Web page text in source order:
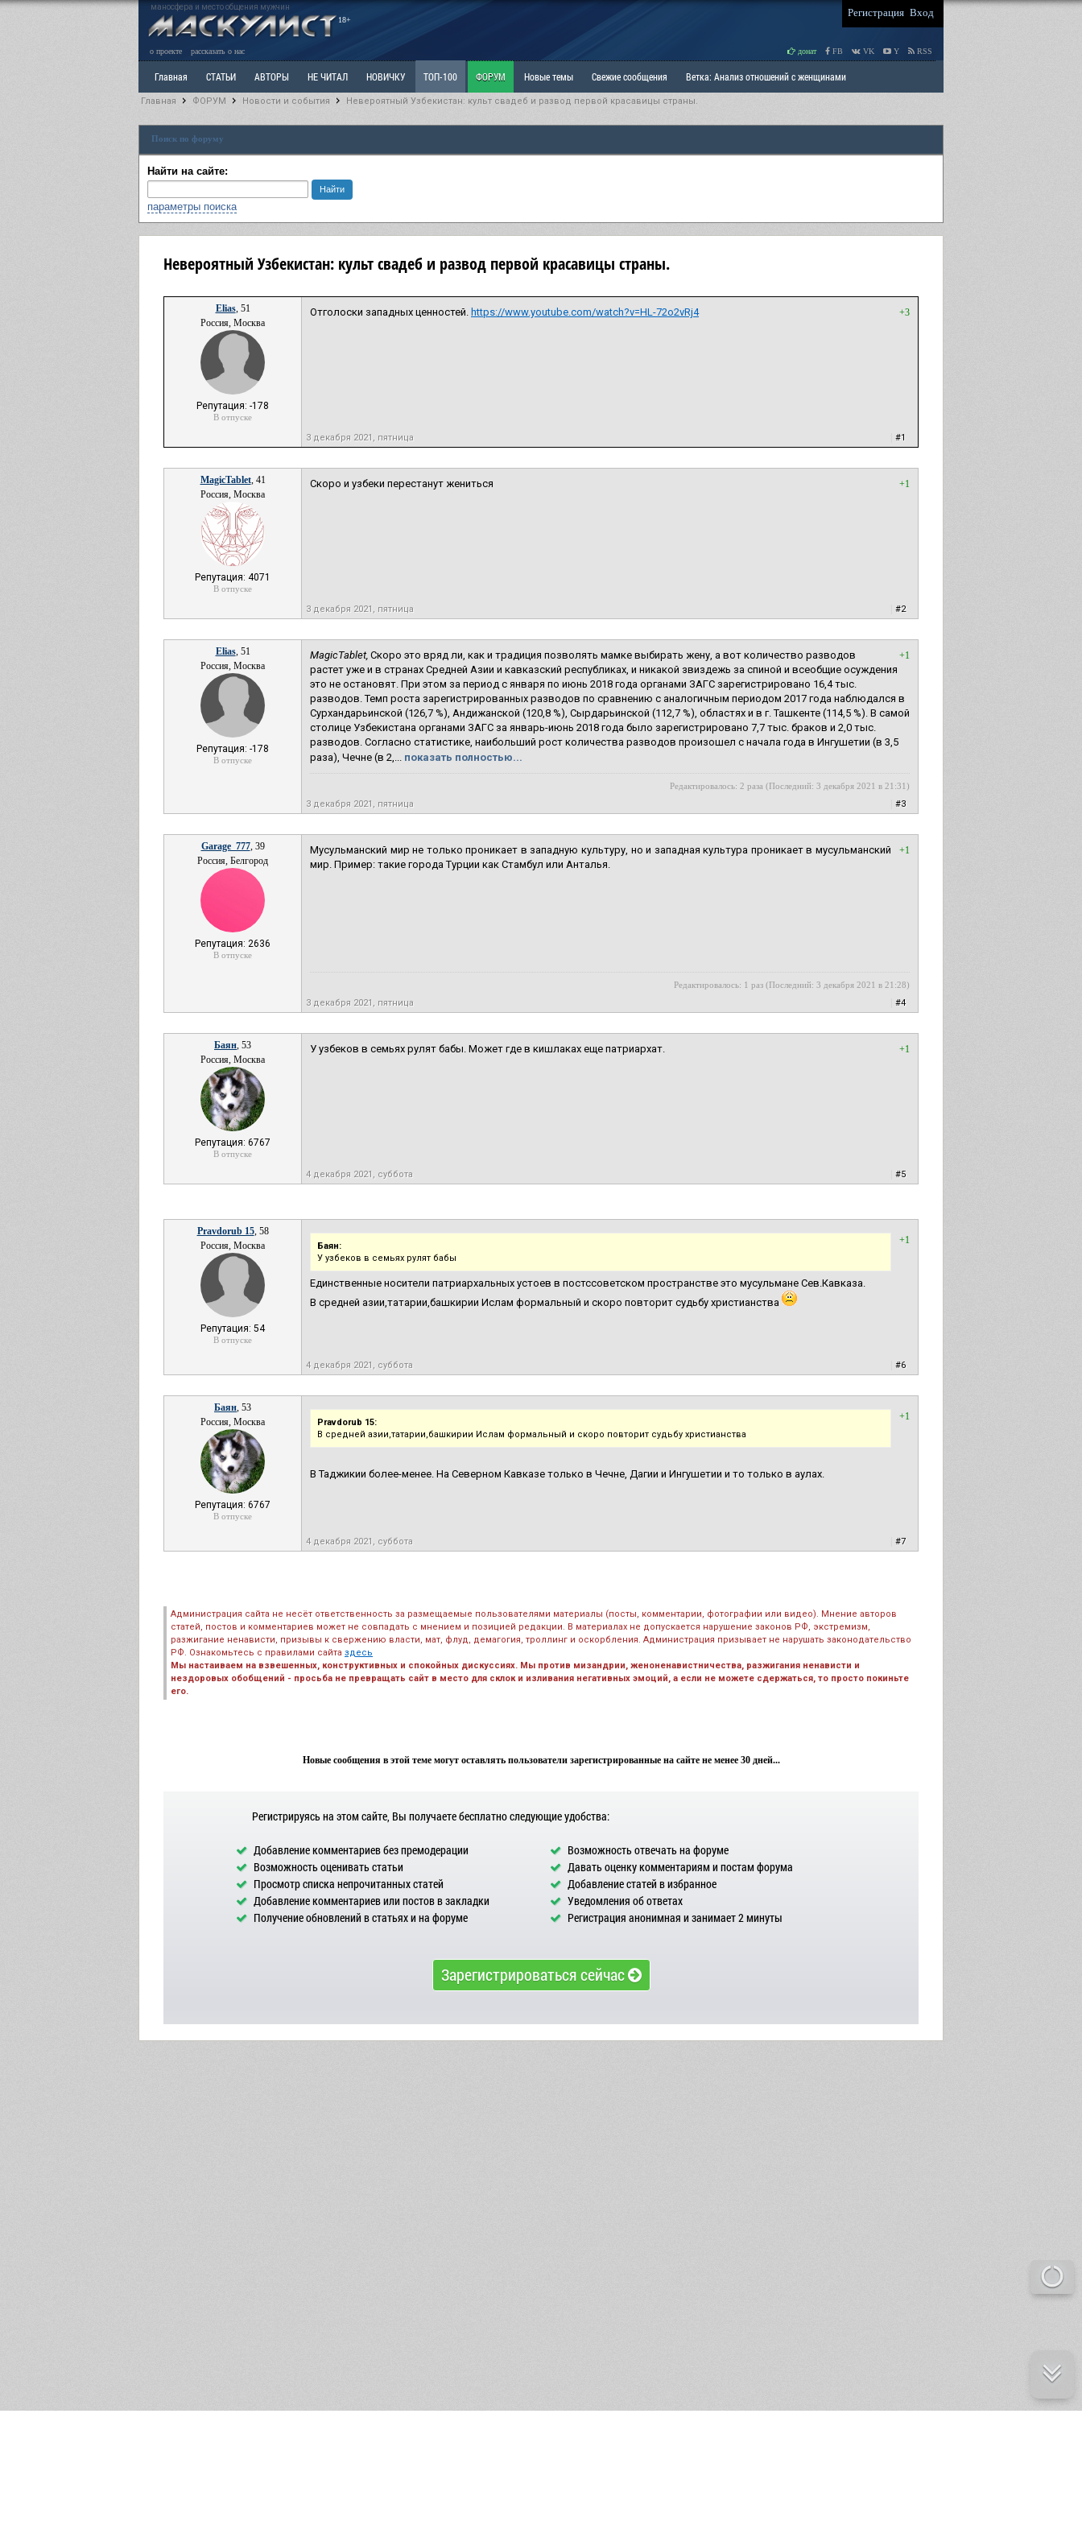
маносфера и место общения мужчин
18+
Регистрация Вход
о проекте рассказать о нас донат FB VK Y RSS
Главная СТАТЬИ АВТОРЫ НЕ ЧИТАЛ НОВИЧКУ ТОП-100 ФОРУМ Новые темы Свежие сообщения Ветка: Анализ отношений с женщинами
Ветка: Наболевшее. Выскажись! РАЗДЕЛ: Мы и Женщины РАЗДЕЛ: Маскулизм, МД и права мужчин
РАЗДЕЛ: Разное
Главная ФОРУМ Новости и события Невероятный Узбекистан: культ свадеб и развод первой красавицы страны.
Поиск по форуму
Найти на сайте:
параметры поиска
Невероятный Узбекистан: культ свадеб и развод первой красавицы страны.
Elias, 51
Россия, Москва
Репутация: -178
В отпуске
+3
Отголоски западных ценностей. https://www.youtube.com/watch?v=HL-72o2vRj4
3 декабря 2021, пятница #1
MagicTablet, 41
Россия, Москва
Репутация: 4071
В отпуске
+1
Скоро и узбеки перестанут жениться
3 декабря 2021, пятница #2
Elias, 51
Россия, Москва
Репутация: -178
В отпуске
+1
MagicTablet, Скоро это вряд ли, как и традиция позволять мамке выбирать жену, а вот количество разводов
растет уже и в странах Средней Азии и кавказский республиках, и никакой звиздежь за спиной и всеобщие осуждения
это не остановят. При этом за период с января по июнь 2018 года органами ЗАГС зарегистрировано 16,4 тыс.
разводов. Темп роста зарегистрированных разводов по сравнению с аналогичным периодом 2017 года наблюдался в
Сурхандарьинской (126,7 %), Андижанской (120,8 %), Сырдарьинской (112,7 %), областях и в г. Ташкенте (114,5 %). В самой
столице Узбекистана органами ЗАГС за январь-июнь 2018 года было зарегистрировано 7,7 тыс. браков и 2,0 тыс.
разводов. Согласно статистике, наибольший рост количества разводов произошел с начала года в Ингушетии (в 3,5
раза), Чечне (в 2,... показать полностью...
Редактировалось: 2 раза (Последний: 3 декабря 2021 в 21:31)
3 декабря 2021, пятница #3
Garage_777, 39
Россия, Белгород
Репутация: 2636
В отпуске
+1
Мусульманский мир не только проникает в западную культуру, но и западная культура проникает в мусульманский
мир. Пример: такие города Турции как Стамбул или Анталья.
Редактировалось: 1 раз (Последний: 3 декабря 2021 в 21:28)
3 декабря 2021, пятница #4
Баян, 53
Россия, Москва
Репутация: 6767
В отпуске
+1
У узбеков в семьях рулят бабы. Может где в кишлаках еще патриархат.
4 декабря 2021, суббота #5
Pravdorub 15, 58
Россия, Москва
Репутация: 54
В отпуске
+1
Баян:
У узбеков в семьях рулят бабы
Единственные носители патриархальных устоев в постссоветском пространстве это мусульмане Сев.Кавказа.
В средней азии,татарии,башкирии Ислам формальный и скоро повторит судьбу христианства
4 декабря 2021, суббота #6
Баян, 53
Россия, Москва
Репутация: 6767
В отпуске
+1
Pravdorub 15:
В средней азии,татарии,башкирии Ислам формальный и скоро повторит судьбу христианства
В Таджикии более-менее. На Северном Кавказе только в Чечне, Дагии и Ингушетии и то только в аулах.
4 декабря 2021, суббота #7
Администрация сайта не несёт ответственность за размещаемые пользователями материалы (посты, комментарии, фотографии или видео). Мнение авторов
статей, постов и комментариев может не совпадать с мнением и позицией редакции. В материалах не допускается нарушение законов РФ, экстремизм,
разжигание ненависти, призывы к свержению власти, мат, флуд, демагогия, троллинг и оскорбления. Администрация призывает не нарушать законодательство
РФ. Ознакомьтесь с правилами сайта здесь
Мы настаиваем на взвешенных, конструктивных и спокойных дискуссиях. Мы против мизандрии, женоненавистничества, разжигания ненависти и
нездоровых обобщений - просьба не превращать сайт в место для склок и изливания негативных эмоций, а если не можете сдержаться, то просто покиньте
его.
Новые сообщения в этой теме могут оставлять пользователи зарегистрированные на сайте не менее 30 дней...
Регистрируясь на этом сайте, Вы получаете бесплатно следующие удобства:
Добавление комментариев без премодерации
Возможность отвечать на форуме
Возможность оценивать статьи
Давать оценку комментариям и постам форума
Просмотр списка непрочитанных статей
Добавление статей в избранное
Добавление комментариев или постов в закладки
Уведомления об ответах
Получение обновлений в статьях и на форуме
Регистрация анонимная и занимает 2 минуты
Зарегистрироваться сейчас